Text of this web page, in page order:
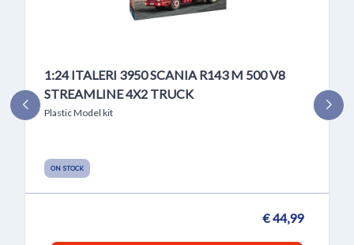
1:24 ITALERI 3950 SCANIA R143 M 500 V8
STREAMLINE 4X2 TRUCK
Plastic Model kit
ON STOCK
€ 44,99